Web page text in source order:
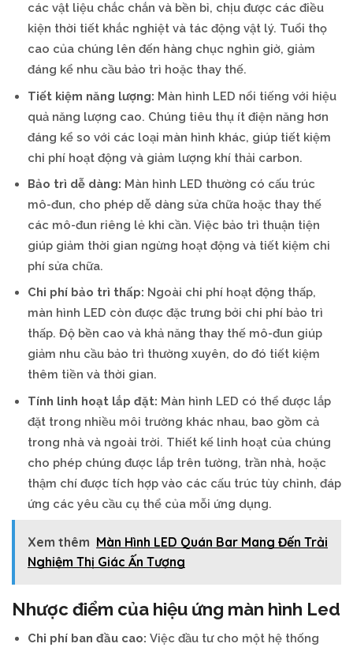
các vật liệu chắc chắn và bền bỉ, chịu được các điều
kiện thời tiết khắc nghiệt và tác động vật lý. Tuổi thọ
cao của chúng lên đến hàng chục nghìn giờ, giảm
đáng kể nhu cầu bảo trì hoặc thay thế.
Tiết kiệm năng lượng: Màn hình LED nổi tiếng với hiệu
quả năng lượng cao. Chúng tiêu thụ ít điện năng hơn
đáng kể so với các loại màn hình khác, giúp tiết kiệm
chi phí hoạt động và giảm lượng khí thải carbon.
Bảo trì dễ dàng: Màn hình LED thường có cấu trúc
mô-đun, cho phép dễ dàng sửa chữa hoặc thay thế
các mô-đun riêng lẻ khi cần. Việc bảo trì thuận tiện
giúp giảm thời gian ngừng hoạt động và tiết kiệm chi
phí sửa chữa.
Chi phí bảo trì thấp: Ngoài chi phí hoạt động thấp,
màn hình LED còn được đặc trưng bởi chi phí bảo trì
thấp. Độ bền cao và khả năng thay thế mô-đun giúp
giảm nhu cầu bảo trì thường xuyên, do đó tiết kiệm
thêm tiền và thời gian.
Tính linh hoạt lắp đặt: Màn hình LED có thể được lắp
đặt trong nhiều môi trường khác nhau, bao gồm cả
trong nhà và ngoài trời. Thiết kế linh hoạt của chúng
cho phép chúng được lắp trên tường, trần nhà, hoặc
thậm chí được tích hợp vào các cấu trúc tùy chỉnh, đáp
ứng các yêu cầu cụ thể của mỗi ứng dụng.
Xem thêm Màn Hình LED Quán Bar Mang Đến Trải
Nghiệm Thị Giác Ấn Tượng
Nhược điểm của hiệu ứng màn hình Led
Chi phí ban đầu cao: Việc đầu tư cho một hệ thống